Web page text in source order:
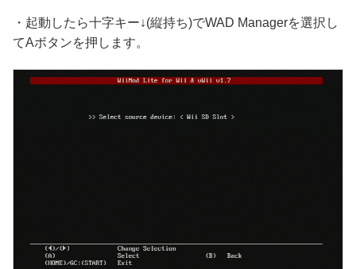
・起動したら十字キー↓(縦持ち)でWAD Managerを選択し
てAボタンを押します。